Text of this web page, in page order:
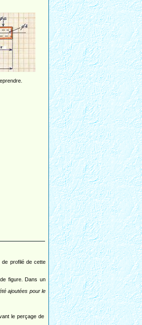
profilé de cette
figure. Dans un
ajoutées pour le
le perçage de